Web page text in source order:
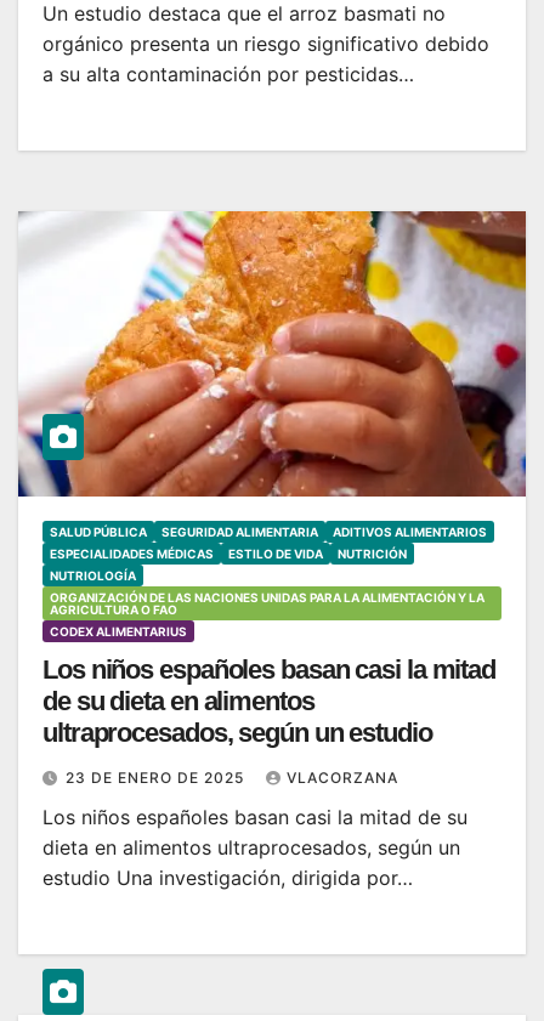
Un estudio destaca que el arroz basmati no
orgánico presenta un riesgo significativo debido
a su alta contaminación por pesticidas…
SALUD PÚBLICA SEGURIDAD ALIMENTARIA
ADITIVOS ALIMENTARIOS
ESPECIALIDADES MÉDICAS
ESTILO DE VIDA
NUTRICIÓN
NUTRIOLOGÍA
ORGANIZACIÓN DE LAS NACIONES UNIDAS PARA LA ALIMENTACIÓN Y LA
AGRICULTURA O FAO
CODEX ALIMENTARIUS
Los niños españoles basan casi la mitad
de su dieta en alimentos
ultraprocesados, según un estudio
23 DE ENERO DE 2025 VLACORZANA
Los niños españoles basan casi la mitad de su
dieta en alimentos ultraprocesados, según un
estudio Una investigación, dirigida por…